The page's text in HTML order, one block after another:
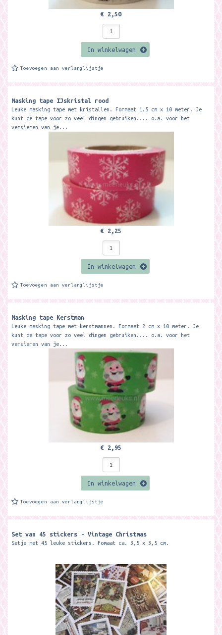
€ 2,50
In winkelwagen
Toevoegen aan verlanglijstje
Masking tape IJskristal rood
Leuke masking tape met kristallen. Formaat 1.5 cm x 10 meter. Je
kunt de tape voor zo veel dingen gebruiken.... o.a. voor het
versieren van je...
€ 2,25
In winkelwagen
Toevoegen aan verlanglijstje
Masking tape Kerstman
Leuke masking tape met kerstmannen. Formaat 2 cm x 10 meter. Je
kunt de tape voor zo veel dingen gebruiken.... o.a. voor het
versieren van je...
€ 2,95
In winkelwagen
Toevoegen aan verlanglijstje
Set van 45 stickers - Vintage Christmas
Setje met 45 leuke stickers. Fomaat ca. 3,5 x 3,5 cm.